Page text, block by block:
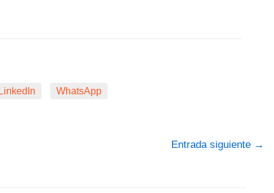
WhatsApp
Entrada siguiente →